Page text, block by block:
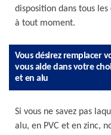
disposition dans tous
à tout moment.
Vous désirez remplacer
vous aide dans votre
et en alu
Si vous ne savez pas
alu, en PVC et en zinc,